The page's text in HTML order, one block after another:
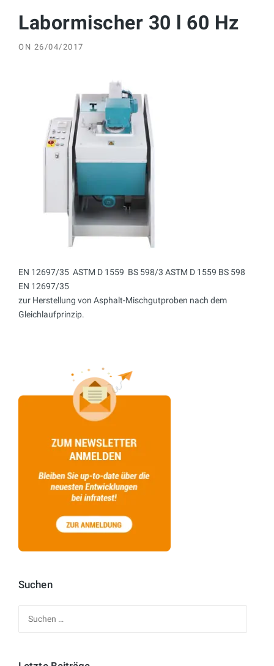
Labormischer 30 l 60 Hz
ON 26/04/2017
EN 12697/35  ASTM D 1559  BS 598/3 ASTM D 1559 BS 598
EN 12697/35
zur Herstellung von Asphalt-Mischgutproben nach dem
Gleichlaufprinzip.
Suchen